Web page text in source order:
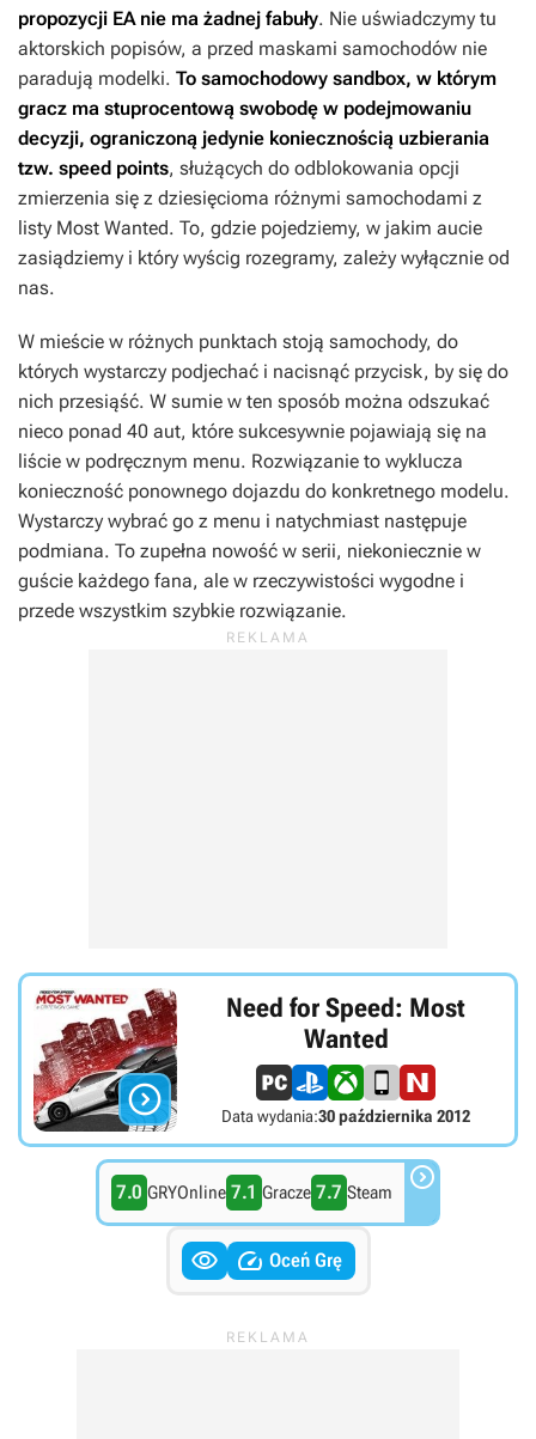
propozycji EA nie ma żadnej fabuły. Nie uświadczymy tu
aktorskich popisów, a przed maskami samochodów nie
paradują modelki. To samochodowy sandbox, w którym
gracz ma stuprocentową swobodę w podejmowaniu
decyzji, ograniczoną jedynie koniecznością uzbierania
tzw. speed points, służących do odblokowania opcji
zmierzenia się z dziesięcioma różnymi samochodami z
listy Most Wanted. To, gdzie pojedziemy, w jakim aucie
zasiądziemy i który wyścig rozegramy, zależy wyłącznie od
nas.
W mieście w różnych punktach stoją samochody, do
których wystarczy podjechać i nacisnąć przycisk, by się do
nich przesiąść. W sumie w ten sposób można odszukać
nieco ponad 40 aut, które sukcesywnie pojawiają się na
liście w podręcznym menu. Rozwiązanie to wyklucza
konieczność ponownego dojazdu do konkretnego modelu.
Wystarczy wybrać go z menu i natychmiast następuje
podmiana. To zupełna nowość w serii, niekoniecznie w
guście każdego fana, ale w rzeczywistości wygodne i
przede wszystkim szybkie rozwiązanie.

Need for Speed: Most
Wanted
Data wydania:30 października 2012
7.0 GRYOnline 7.1 Gracze 7.7 Steam 
  Oceń Grę